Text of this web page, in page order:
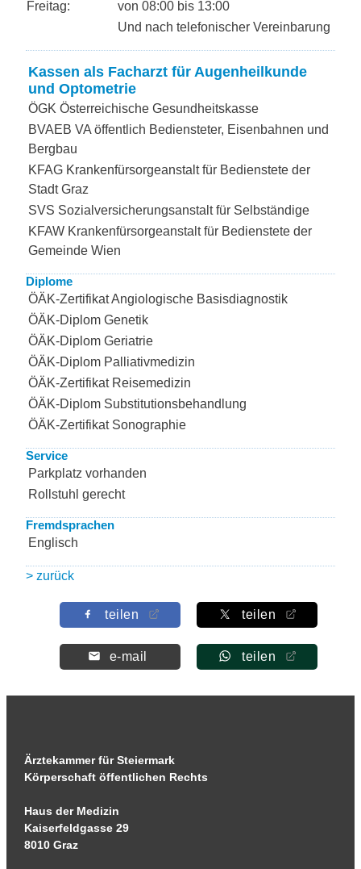
Freitag:
von 08:00 bis 13:00
Und nach telefonischer Vereinbarung
Kassen als Facharzt für Augenheilkunde
und Optometrie
ÖGK Österreichische Gesundheitskasse
BVAEB VA öffentlich Bediensteter, Eisenbahnen und
Bergbau
KFAG Krankenfürsorgeanstalt für Bedienstete der
Stadt Graz
SVS Sozialversicherungsanstalt für Selbständige
KFAW Krankenfürsorgeanstalt für Bedienstete der
Gemeinde Wien
Diplome
ÖÄK-Zertifikat Angiologische Basisdiagnostik
ÖÄK-Diplom Genetik
ÖÄK-Diplom Geriatrie
ÖÄK-Diplom Palliativmedizin
ÖÄK-Zertifikat Reisemedizin
ÖÄK-Diplom Substitutionsbehandlung
ÖÄK-Zertifikat Sonographie
Service
Parkplatz vorhanden
Rollstuhl gerecht
Fremdsprachen
Englisch
> zurück
teilen teilen
e-mail teilen
Ärztekammer für Steiermark
Körperschaft öffentlichen Rechts
Haus der Medizin
Kaiserfeldgasse 29
8010 Graz